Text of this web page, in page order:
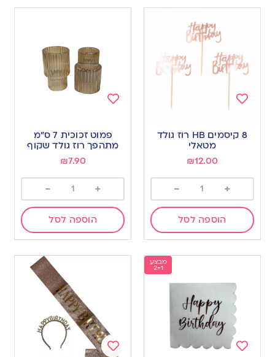
to
wishlist
8 קיסמים HB רוז גולד
מטאלי
₪12.00
+
-
הוספה לסל
wishlist
פמוט זכוכית 7 ס”מ
מתהפך רוז גולד שקוף
₪7.90
+
-
הוספה לסל
מבצע
2+1